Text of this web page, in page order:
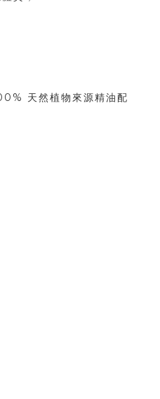
天然植物來源精油配